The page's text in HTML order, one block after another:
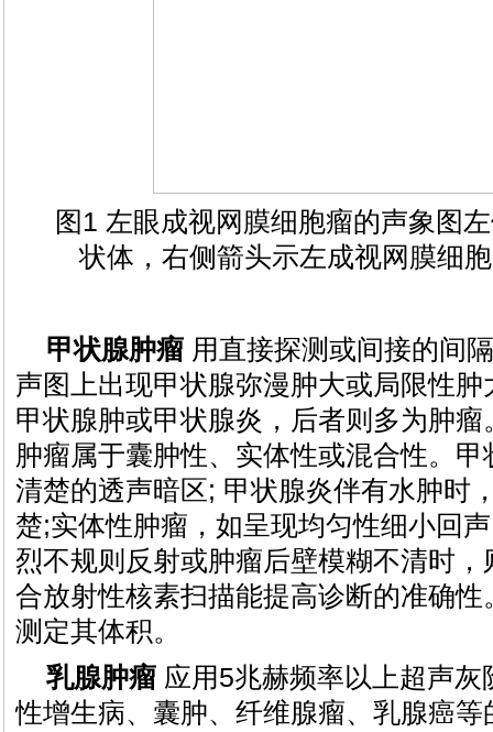
图1 左眼成视网膜细胞瘤的声象图
状体，右侧箭头示左成视网膜细
甲状腺肿瘤 用直接探测或间接的间
声图上出现甲状腺弥漫肿大或局限性
甲状腺肿或甲状腺炎，后者则多为肿
肿瘤属于囊肿性、实体性或混合性。
清楚的透声暗区; 甲状腺炎伴有水肿时
楚;实体性肿瘤，如呈现均匀性细小回
烈不规则反射或肿瘤后壁模糊不清时
合放射性核素扫描能提高诊断的准确
测定其体积。
乳腺肿瘤 应用5兆赫频率以上超声
性增生病、囊肿、纤维腺瘤、乳腺癌